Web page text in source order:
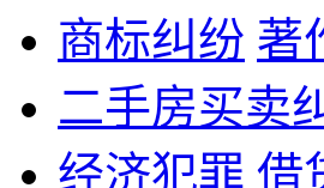
商标纠纷 著
二手房买卖
经济犯罪 借